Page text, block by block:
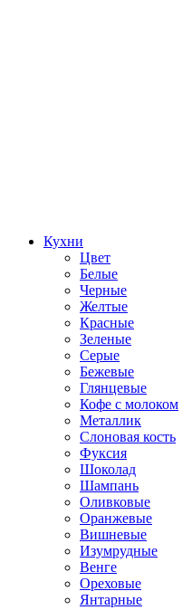
Кухни
Цвет
Белые
Черные
Желтые
Красные
Зеленые
Серые
Бежевые
Глянцевые
Кофе с молоком
Металлик
Слоновая кость
Фуксия
Шоколад
Шампань
Оливковые
Оранжевые
Вишневые
Изумрудные
Венге
Ореховые
Янтарные